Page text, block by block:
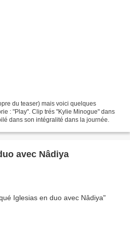
du teaser) mais voici quelques
: "Play". Clip trés "Kylie Minogue" dans
dans son intégralité dans la journée.
avec Nâdiya